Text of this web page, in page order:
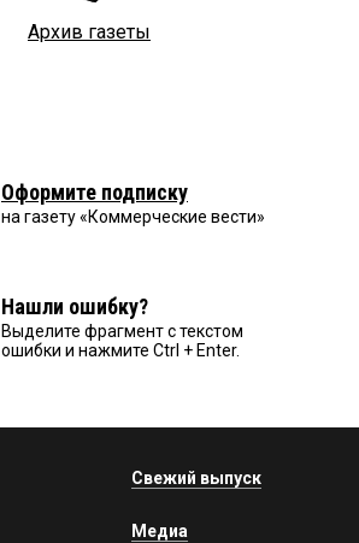
Архив газеты
Оформите подписку
на газету «Коммерческие вести»
Нашли ошибку?
Выделите фрагмент с текстом
ошибки и нажмите Ctrl + Enter.
Свежий выпуск
Медиа